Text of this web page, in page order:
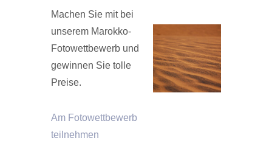
Machen Sie mit bei
unserem Marokko-
Fotowettbewerb und
gewinnen Sie tolle
Preise.
Am Fotowettbewerb
teilnehmen